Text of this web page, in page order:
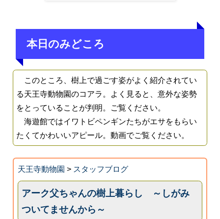
本日のみどころ
このところ、樹上で過ごす姿がよく紹介されてい
る天王寺動物園のコアラ。よく見ると、意外な姿勢
をとっていることが判明。ご覧ください。
海遊館ではイワトビペンギンたちがエサをもらい
たくてかわいいアピール。動画でご覧ください。
天王寺動物園 > スタッフブログ
アーク父ちゃんの樹上暮らし ～しがみ
ついてませんから～